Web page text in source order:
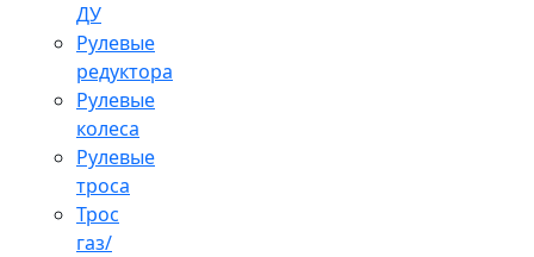
ДУ
Рулевые
редуктора
Рулевые
колеса
Рулевые
троса
Трос
газ/